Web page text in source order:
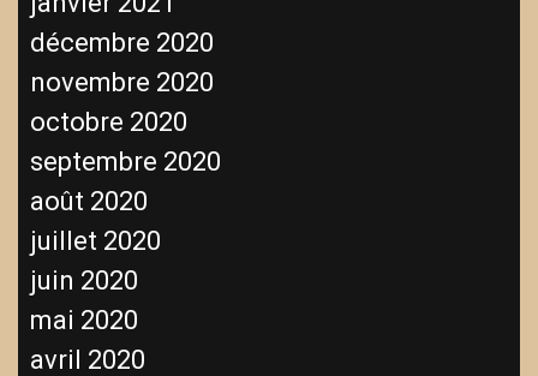
décembre 2020
novembre 2020
octobre 2020
septembre 2020
août 2020
juillet 2020
juin 2020
mai 2020
avril 2020